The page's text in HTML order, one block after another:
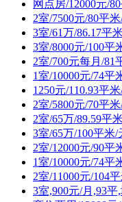
网点房/12000元/
2室/7500元/80平
3室/61万/86.17平
3室/8000元/100
2室/700元每月/81
1室/10000元/74平
1250元/110.93平
2室/5800元/70平
2室/65万/89.59平
3室/65万/100平米
2室/12000元/90平
1室/10000元/74平
2室/11000元/104
3室,900元/月,93